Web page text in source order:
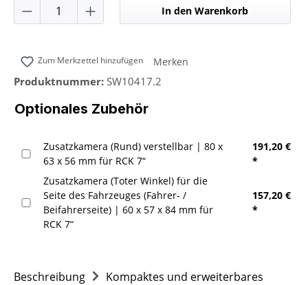
Produkt Anzahl: Gib den gewünschten
In den Warenkorb
Zum Merkzettel hinzufügen Merken
Produktnummer: SW10417.2
Optionales Zubehör
Zusatzkamera (Rund) verstellbar | 80 x
63 x 56 mm für RCK 7“
191,20 €
*
Zusatzkamera (Toter Winkel) für die
Seite des Fahrzeuges (Fahrer- /
Beifahrerseite) | 60 x 57 x 84 mm für
RCK 7“
157,20 €
*
Beschreibung
Kompaktes und erweiterbares